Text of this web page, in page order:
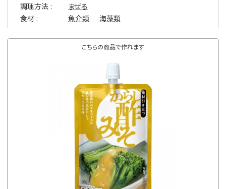
調理方法
まぜる
食材
魚介類 海藻類
こちらの商品で作れます